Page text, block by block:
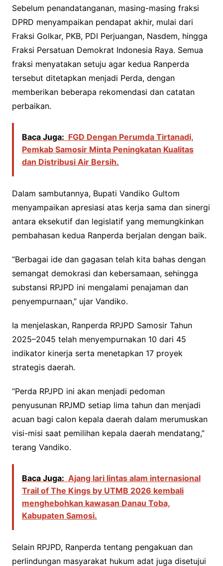
Sebelum penandatanganan, masing-masing fraksi
DPRD menyampaikan pendapat akhir, mulai dari
Fraksi Golkar, PKB, PDI Perjuangan, Nasdem, hingga
Fraksi Persatuan Demokrat Indonesia Raya. Semua
fraksi menyatakan setuju agar kedua Ranperda
tersebut ditetapkan menjadi Perda, dengan
memberikan beberapa rekomendasi dan catatan
perbaikan.
Baca Juga: FGD Dengan Perumda Tirtanadi,
Pemkab Samosir Minta Peningkatan Kualitas
dan Distribusi Air Bersih.
Dalam sambutannya, Bupati Vandiko Gultom
menyampaikan apresiasi atas kerja sama dan sinergi
antara eksekutif dan legislatif yang memungkinkan
pembahasan kedua Ranperda berjalan dengan baik.
“Berbagai ide dan gagasan telah kita bahas dengan
semangat demokrasi dan kebersamaan, sehingga
substansi RPJPD ini mengalami penajaman dan
penyempurnaan,” ujar Vandiko.
Ia menjelaskan, Ranperda RPJPD Samosir Tahun
2025–2045 telah menyempurnakan 10 dari 45
indikator kinerja serta menetapkan 17 proyek
strategis daerah.
“Perda RPJPD ini akan menjadi pedoman
penyusunan RPJMD setiap lima tahun dan menjadi
acuan bagi calon kepala daerah dalam merumuskan
visi-misi saat pemilihan kepala daerah mendatang,”
terang Vandiko.
Baca Juga: Ajang lari lintas alam internasional
Trail of The Kings by UTMB 2026 kembali
menghebohkan kawasan Danau Toba,
Kabupaten Samosi.
Selain RPJPD, Ranperda tentang pengakuan dan
perlindungan masyarakat hukum adat juga disetujui